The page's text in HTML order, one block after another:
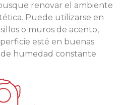
renovar el ambiente
Puede utilizarse en
o muros de acento,
esté en buenas
humedad constante.